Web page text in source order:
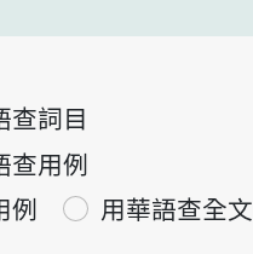
查詞目
查用例
例
用華語查全文